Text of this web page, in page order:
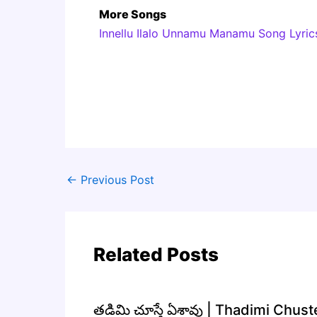
More Songs
Innellu Ilalo Unnamu Manamu Song
← Previous Post
Related Posts
తడిమి చూస్తే ఏశావు | Thadimi